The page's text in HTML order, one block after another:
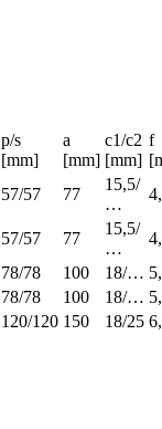
p/s
[mm]
a
[mm]
c1/c2
[mm]
f
57/57 77
15,5/
…
57/57 77
15,5/
…
78/78 100 18/…
78/78 100 18/…
120/120 150 18/25